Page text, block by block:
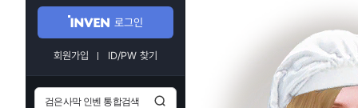
로그인
회원가입 ID/PW 찾기